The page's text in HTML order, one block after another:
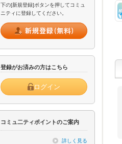
下の[新規登録]ボタンを押してコミュ
ニティに登録してください。
登録がお済みの方はこちら
ログイン
コミュ二ティポイントのご案内
詳しく見る